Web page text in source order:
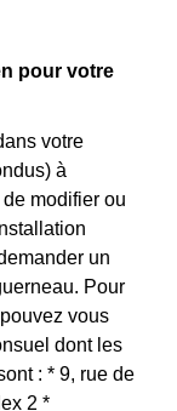
pour votre
votre
à
modifier ou
un
Pour
vous
dont les
: * 9, rue de
2 *